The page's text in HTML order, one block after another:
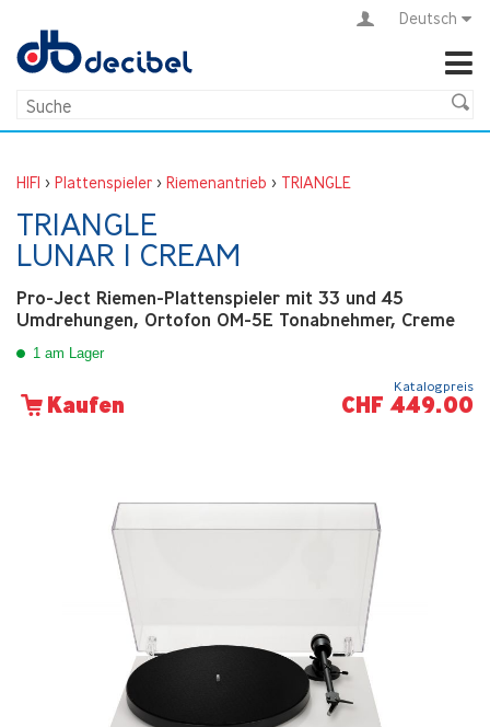
Deutsch
HIFI > Plattenspieler > Riemenantrieb > TRIANGLE
TRIANGLE
LUNAR 1 CREAM
Pro-Ject Riemen-Plattenspieler mit 33 und 45
Umdrehungen, Ortofon OM-5E Tonabnehmer, Creme
1 am Lager
Kaufen
Katalogpreis
CHF 449.00